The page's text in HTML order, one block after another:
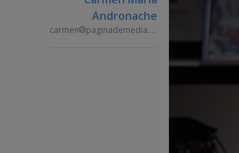
Andronache
carmen paginademedia.ro